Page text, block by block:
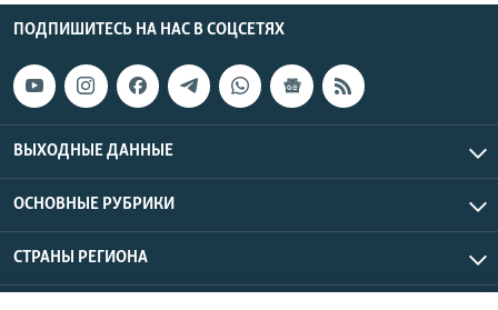
ПОДПИШИТЕСЬ НА НАС В СОЦСЕТЯХ
ВЫХОДНЫЕ ДАННЫЕ
ОСНОВНЫЕ РУБРИКИ
СТРАНЫ РЕГИОНА